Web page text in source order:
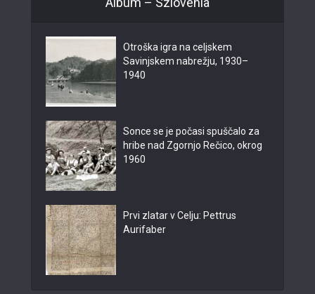
Otroška igra na celjskem
Savinjskem nabrežju, 1930–
1940
Sonce se je počasi spuščalo za
hribe nad Zgornjo Rečico, okrog
1960
Prvi zlatar v Celju: Pettrus
Aurifaber